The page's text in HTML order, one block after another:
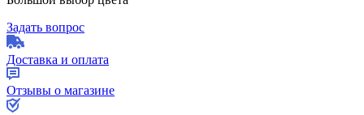
Задать вопрос
Доставка и оплата
Отзывы о магазине